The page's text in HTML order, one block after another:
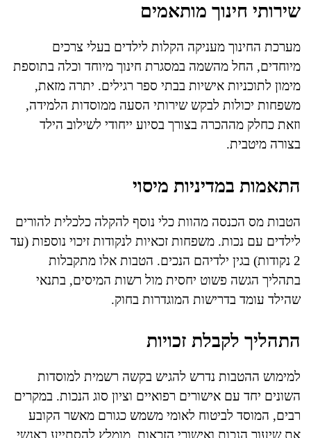
שירותי חינוך מותאמים
מערכת החינוך מעניקה הקלות לילדים בעלי צרכים
מיוחדים, החל מהשמה במסגרת חינוך מיוחד וכלה בתוספת
מימון לתוכניות אישיות בבתי ספר רגילים. יתרה מזאת,
משפחות יכולות לבקש שירותי הסעה ממוסדות הלמידה,
וזאת כחלק מההכרה בצורך בסיוע ייחודי לשילוב הילד
בצורה מיטבית.
התאמות במדיניות מיסוי
הטבות מס הכנסה מהוות כלי נוסף להקלה כלכלית להורים
לילדים עם נכות. משפחות זכאיות לנקודות זיכוי נוספות (עד
2 נקודות) בגין ילדיהם הנכים. הטבות אלו מתקבלות
בתהליך הגשה פשוט יחסית מול רשות המיסים, בתנאי
שהילד עומד בדרישות המוגדרות בחוק.
התהליך לקבלת זכויות
למימוש ההטבות נדרש להגיש בקשה רשמית למוסדות
השונים יחד עם אישורים רפואיים וציון סוג הנכות. במקרים
רבים, המוסד לביטוח לאומי משמש כגורם מאשר הקובע
את שיעור הנכות ואישורי הזכאות. מומלץ להסתייע באנשי